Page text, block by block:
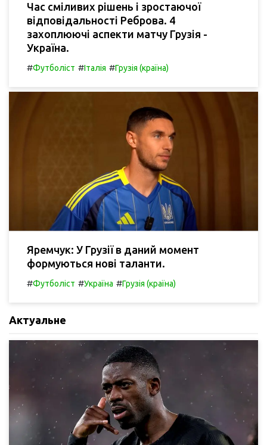
Час сміливих рішень і зростаючої
відповідальності Реброва. 4
захоплюючі аспекти матчу Грузія -
Україна.
#Футболіст #Італія #Грузія (країна)
Яремчук: У Грузії в даний момент
формуються нові таланти.
#Футболіст #Україна #Грузія (країна)
Актуальне